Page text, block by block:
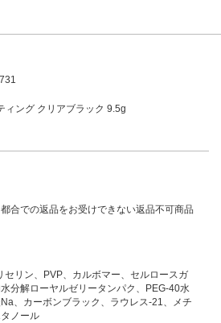
ィング クリアブラック 9.5g
合での返品をお受けできない返品不可商品
セリン、PVP、カルボマー、セルロースガ
分解ローヤルゼリータンパク、PEG-40水
、カーボンブラック、ラウレス-21、メチ
ノール